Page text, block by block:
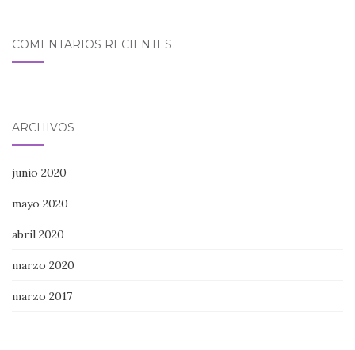
COMENTARIOS RECIENTES
ARCHIVOS
junio 2020
mayo 2020
abril 2020
marzo 2020
marzo 2017